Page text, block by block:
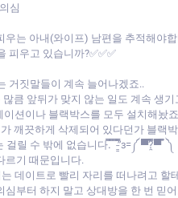
심
는 아내(와이프) 남편을 추적해야합
피우고 있습니까?✅✅✅
거짓말들이 계속 늘어나겠죠..
큼 앞뒤가 맞지 않는 일도 계속 생
션이나 블랙박스를 모두 설치해놨죠
깨끗하게 삭제되어 있다던가 블랙
릴 수 밖에 없습니다.̿̿ ̿̿ ̿’̿’̵͇̿̿з=༼ ▀̿̿?̯̿̿▀̿ ̿ ༽
르기 때문입니다.
데이트로 빨리 자리를 떠나려고 할
심부터 하지 말고 상대방을 한 번 믿